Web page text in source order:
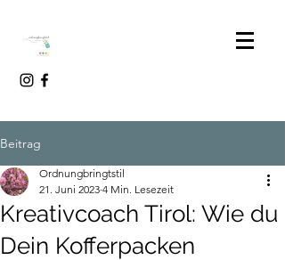
Beitrag
Kreativcoach Tirol: Wie du
Dein Kofferpacken
Ordnungbringtstil
21. Juni 2023 4 Min. Lesezeit